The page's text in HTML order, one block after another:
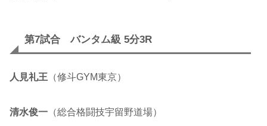
第7試合 バンタム級 5分3R
人見礼王 （修斗GYM東京）
清水俊一 （総合格闘技宇留野道場）